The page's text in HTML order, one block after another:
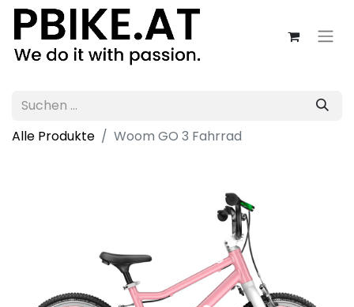
Alle Produkte Woom GO 3 Fahrrad